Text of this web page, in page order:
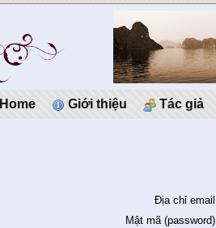
Home Giới thiệu Tác giả
Địa chỉ email
Mật mã (password)